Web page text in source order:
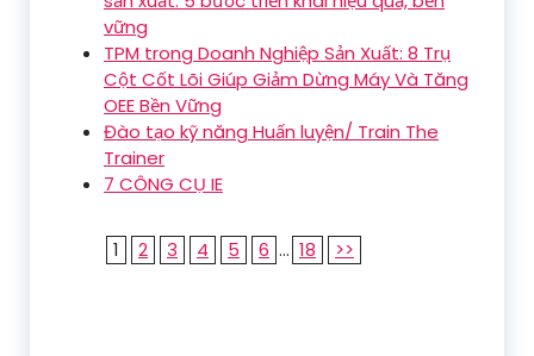
vững
TPM trong Doanh Nghiệp Sản Xuất: 8 Trụ
Cột Cốt Lõi Giúp Giảm Dừng Máy Và Tăng
OEE Bền Vững
Đào tạo kỹ năng Huấn luyện/ Train The
Trainer
7 CÔNG CỤ IE
1 2 3 4 5 6 ... 18 >>